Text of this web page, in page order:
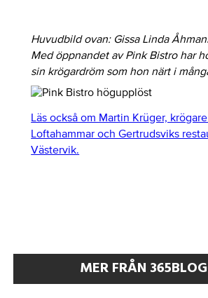
Huvudbild ovan: Gissa Linda
Med öppnandet av Pink Bistro har
sin krögardröm som hon närt i
Läs också om Martin Krüger,
Loftahammar och Gertrudsviks
Västervik.
MER FRÅN